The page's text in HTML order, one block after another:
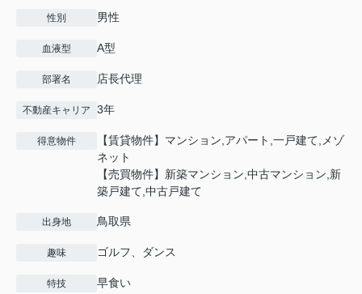
性別 男性
血液型 A型
部署名 店長代理
不動産キャリア 3年
得意物件
【賃貸物件】マンション,アパート,一戸建て,メゾ
ネット
【売買物件】新築マンション,中古マンション,新
築戸建て,中古戸建て
出身地 鳥取県
趣味 ゴルフ、ダンス
特技 早食い